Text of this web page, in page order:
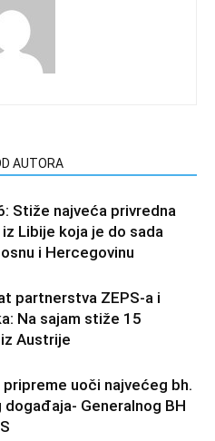
AUTORA
Stiže najveća privredna
Libije koja je do sada
i Hercegovinu
partnerstva ZEPS-a i
Na sajam stiže 15
Austrije
uoči najvećeg bh.
događaja- Generalnog BH